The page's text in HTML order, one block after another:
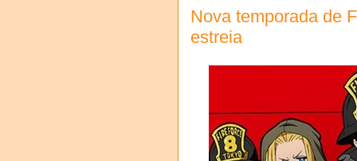
Nova temporada de
estreia